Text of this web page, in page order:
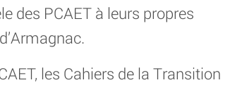
des PCAET à leurs propres
les Cahiers de la Transition